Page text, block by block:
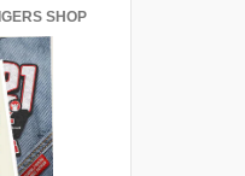
SHOP